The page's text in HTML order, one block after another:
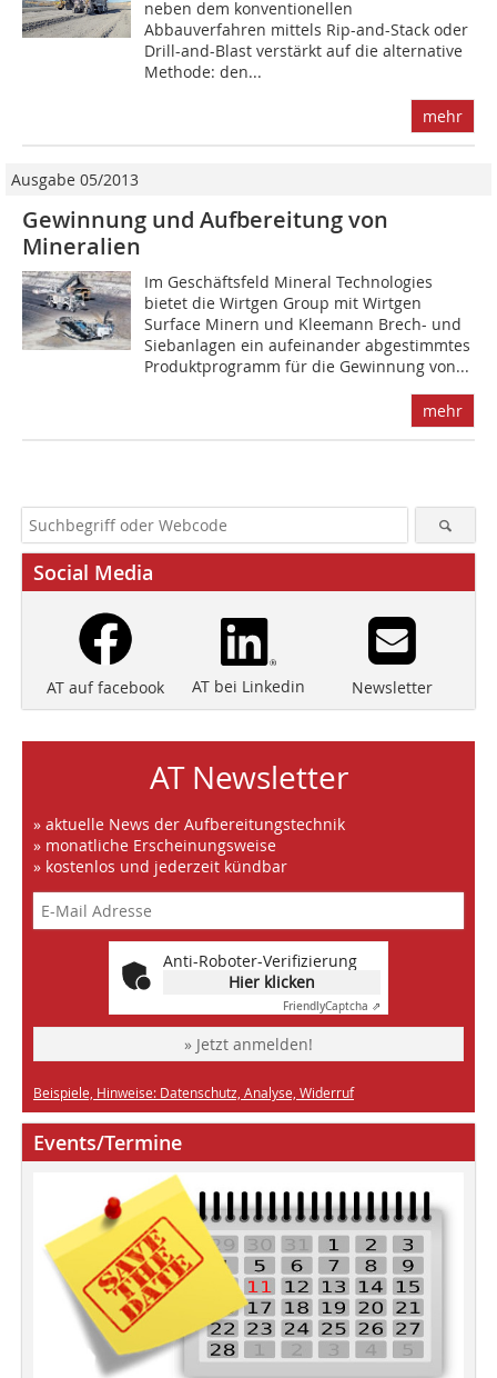
neben dem konventionellen
Abbauverfahren mittels Rip-and-Stack oder
Drill-and-Blast verstärkt auf die alternative
Methode: den...
mehr
Ausgabe 05/2013
Gewinnung und Aufbereitung von
Mineralien
Im Geschäftsfeld Mineral Technologies
bietet die Wirtgen Group mit Wirtgen
Surface Minern und Kleemann Brech- und
Siebanlagen ein aufeinander abgestimmtes
Produktprogramm für die Gewinnung von...
mehr
Social Media
AT auf facebook AT bei Linkedin Newsletter
AT Newsletter
» aktuelle News der Aufbereitungstechnik
» monatliche Erscheinungsweise
» kostenlos und jederzeit kündbar
Anti-Roboter-Verifizierung
Hier klicken
FriendlyCaptcha ⇗
» Jetzt anmelden!
Beispiele, Hinweise: Datenschutz, Analyse, Widerruf
Events/Termine